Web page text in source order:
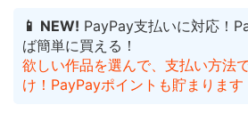
📱 NEW! PayPay支払いに対応！
ば簡単に買える！
欲しい作品を選んで、支払い方法
け！PayPayポイントも貯まります